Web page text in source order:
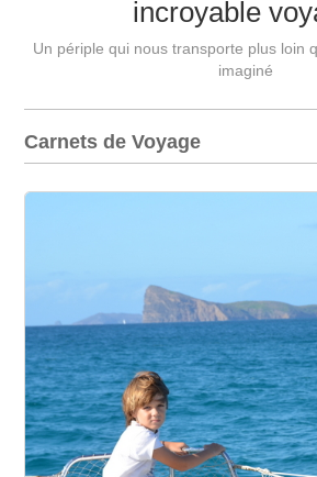
incroyable
Un périple qui nous transporte plus loin
imaginé
Carnets de Voyage